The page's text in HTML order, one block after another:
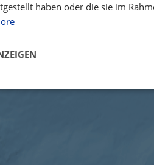
haben oder die sie im
Performance